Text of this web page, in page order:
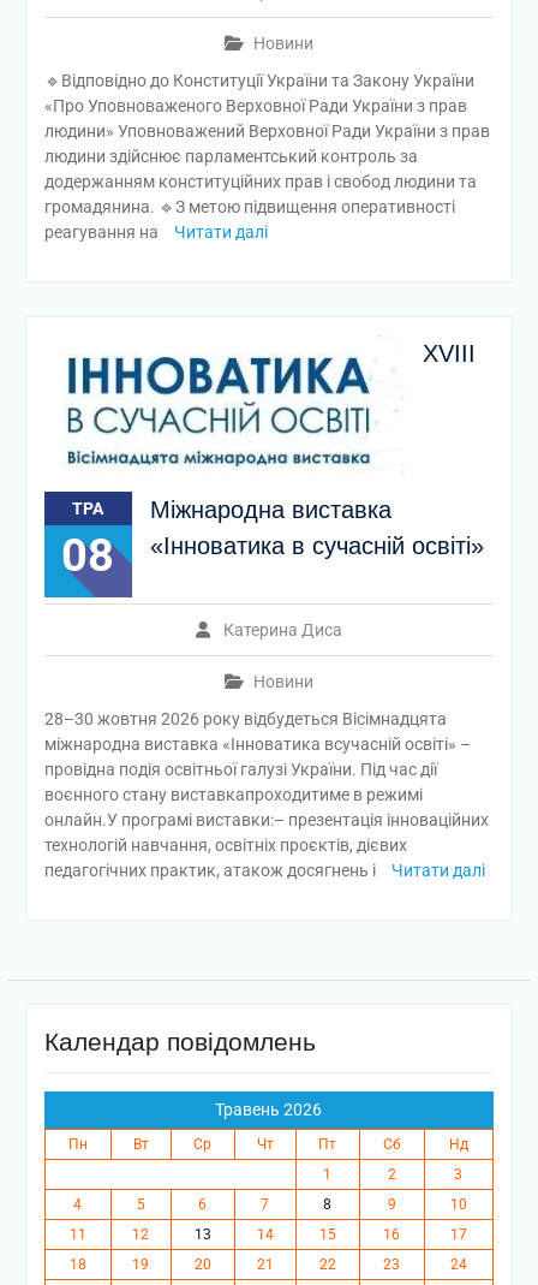
Новини
🔹Відповідно до Конституції України та Закону України
«Про Уповноваженого Верховної Ради України з прав
людини» Уповноважений Верховної Ради України з прав
людини здійснює парламентський контроль за
додержанням конституційних прав і свобод людини та
громадянина. 🔹З метою підвищення оперативності
реагування на
Читати далі
ТРА
08
XVIII
Міжнародна виставка
«Інноватика в сучасній освіті»
Катерина Диса
Новини
28–30 жовтня 2026 року відбудеться Вісімнадцята
міжнародна виставка «Інноватика всучасній освіті» –
провідна подія освітньої галузі України. Під час дії
воєнного стану виставкапроходитиме в режимі
онлайн.У програмі виставки:– презентація інноваційних
технологій навчання, освітніх проєктів, дієвих
педагогічних практик, атакож досягнень і
Читати далі
Календар повідомлень
Травень 2026
Пн Вт Ср Чт Пт Сб
Нд
1
2
3
4
5 6 7 8 9
10
11
12 13 14 15 16
17
18
19 20 21 22 23
24